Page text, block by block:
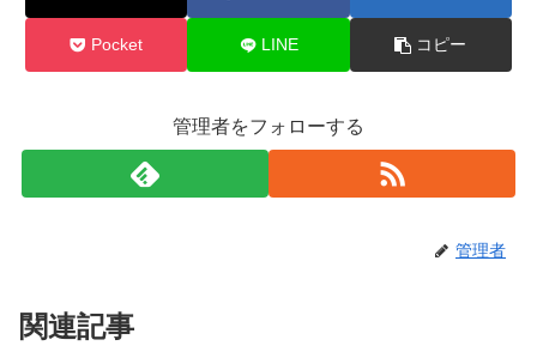
k
Pocket LINE コピー
管理者をフォローする
管理者
関連記事